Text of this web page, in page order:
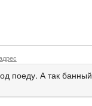
поеду. А так